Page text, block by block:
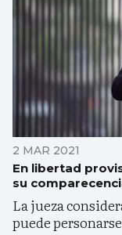
2 MAR 2021
En libertad
su
La jueza
puede